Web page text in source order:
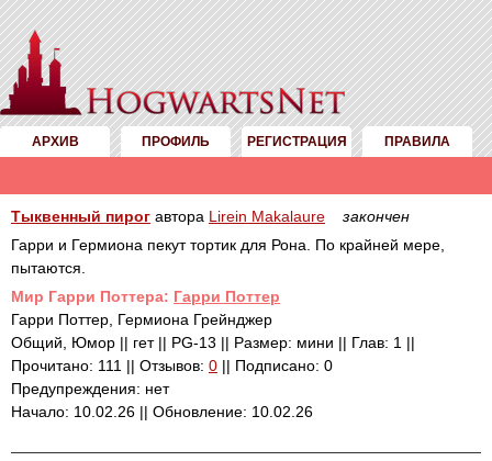
АРХИВ ПРОФИЛЬ РЕГИСТРАЦИЯ ПРАВИЛА
Тыквенный пирог автора Lirein Makalaure
закончен
Гарри и Гермиона пекут тортик для Рона. По крайней мере,
пытаются.
Mир Гарри Поттера: Гарри Поттер
Гарри Поттер, Гермиона Грейнджер
Общий, Юмор || гет || PG-13 || Размер: мини || Глав: 1 ||
Прочитано: 111 || Отзывов: 0 || Подписано: 0
Предупреждения: нет
Начало: 10.02.26 || Обновление: 10.02.26